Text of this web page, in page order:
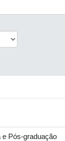
Pós-graduação